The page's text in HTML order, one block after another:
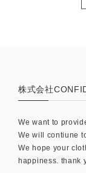
株式会社
We want to
We will contiune
We hope your
happiness. thank